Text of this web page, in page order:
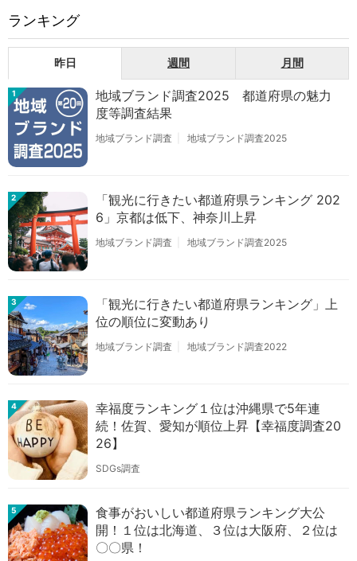
ランキング
昨日 週間 月間
1
地域ブランド調査2025 都道府県の魅力
度等調査結果
地域ブランド調査 地域ブランド調査2025
2
「観光に行きたい都道府県ランキング 202
6」京都は低下、神奈川上昇
地域ブランド調査 地域ブランド調査2025
3
「観光に行きたい都道府県ランキング」上
位の順位に変動あり
地域ブランド調査 地域ブランド調査2022
4
幸福度ランキング１位は沖縄県で5年連
続！佐賀、愛知が順位上昇【幸福度調査20
26】
SDGs調査
5
食事がおいしい都道府県ランキング大公
開！１位は北海道、３位は大阪府、２位は
〇〇県！